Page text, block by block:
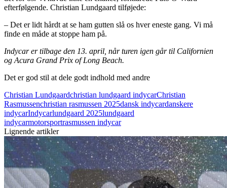
efterfølgende. Christian Lundgaard tilføjede:
– Det er lidt hårdt at se ham gutten slå os hver eneste gang. Vi må
finde en måde at stoppe ham på.
Indycar er tilbage den 13. april, når turen igen går til Californien
og Acura Grand Prix of Long Beach.
Det er god stil at dele godt indhold med andre
Christian Lundgaardchristian lundgaard indycarChristian
Rasmussenchristian rasmussen 2025dansk indycardanskere
indycarIndycarlundgaard 2025lundgaard
indycarmotorsportrasmussen indycar
Lignende artikler